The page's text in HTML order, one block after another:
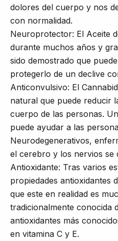
dolores del cuerpo y nos
con normalidad.
Neuroprotector: El Aceite
durante muchos años y
sido demostrado que
protegerlo de un declive
Anticonvulsivo: El
natural que puede reducir
cuerpo de las personas.
puede ayudar a las
Neurodegenerativos,
el cerebro y los nervios se
Antioxidante: Tras varios
propiedades antioxidantes
que este en realidad es
tradicionalmente conocida
antioxidantes más
en vitamina C y E.